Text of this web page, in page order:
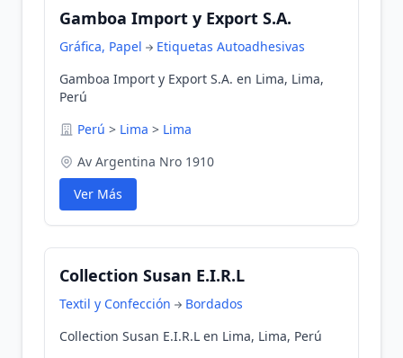
Gamboa Import y Export S.A.
Gráfica, Papel
Etiquetas Autoadhesivas
Gamboa Import y Export S.A. en Lima, Lima,
Perú
Perú > Lima > Lima
Av Argentina Nro 1910
Ver Más
Collection Susan E.I.R.L
Textil y Confección
Bordados
Collection Susan E.I.R.L en Lima, Lima, Perú